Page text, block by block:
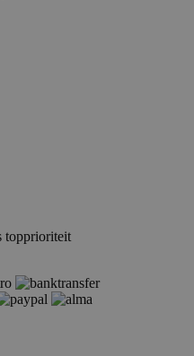
topprioriteit